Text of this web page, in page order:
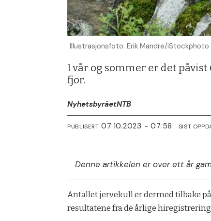
Illustrasjonsfoto: Erik Mandre/iStockphoto
I vår og sommer er det
fjor.
NyhetsbyråetNTB
PUBLISERT 07.10.2023 - 07:58 SIST
Denne artikkelen er over ett år
Antallet jervekull er dermed tilbake
resultatene fra de årlige